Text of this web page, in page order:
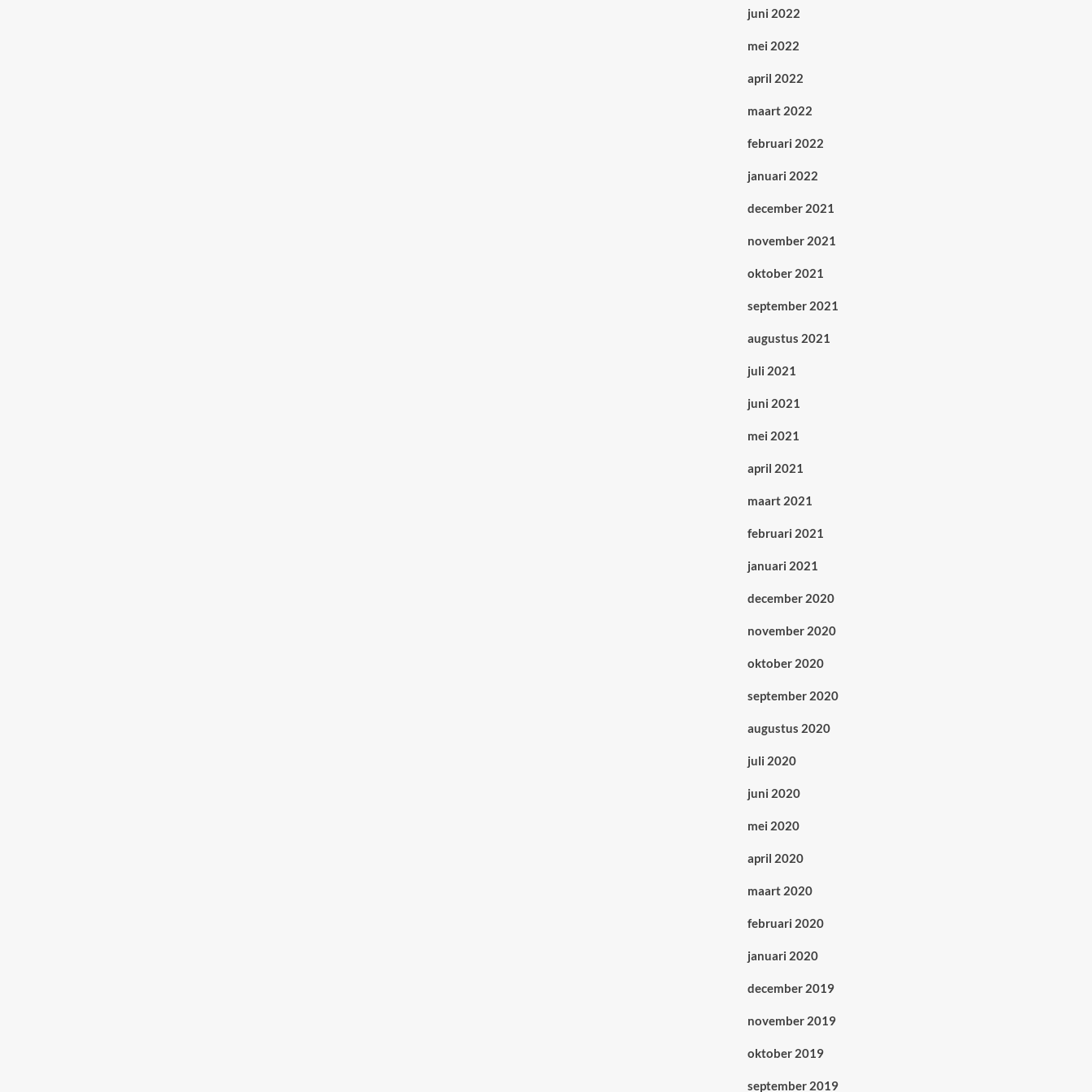
juni 2022
mei 2022
april 2022
maart 2022
februari 2022
januari 2022
december 2021
november 2021
oktober 2021
september 2021
augustus 2021
juli 2021
juni 2021
mei 2021
april 2021
maart 2021
februari 2021
januari 2021
december 2020
november 2020
oktober 2020
september 2020
augustus 2020
juli 2020
juni 2020
mei 2020
april 2020
maart 2020
februari 2020
januari 2020
december 2019
november 2019
oktober 2019
september 2019